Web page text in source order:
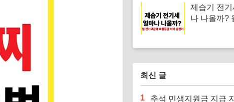
제습기 전
나 나올까?
최신 글
1
추석 민생지원금 지급